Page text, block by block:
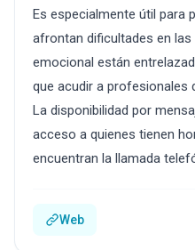
Es especialmente útil para
afrontan dificultades en las
emocional están
que acudir a profesionales
La disponibilidad por
acceso a quienes tienen
encuentran la llamada
Web